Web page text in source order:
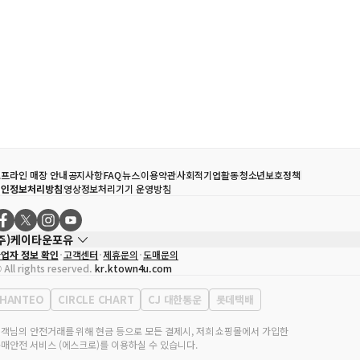
라인 매장 안내공지사항FAQ뉴스이용약관사회적기업활동청소년보호정책
정보처리방침영상정보처리기기 운영방침
)케이타운포유
자
송효민
업자등록번호
120-87-71116
판매업 신고번호 제2011-서울강남-02223
표전화
02-552-9855
자 정보 확인 고객센터 제휴문의 도매문의
rights reserved. kr.ktown4u.com
HANTEO CIRCLE CHART CJ 대한통운 롯데택배
님의 안전거래를 위해 현금 등으로 모든 결제시, 저희 쇼핑몰에서 가입한
안전 서비스 (에스크로)를 이용하실 수 있습니다.